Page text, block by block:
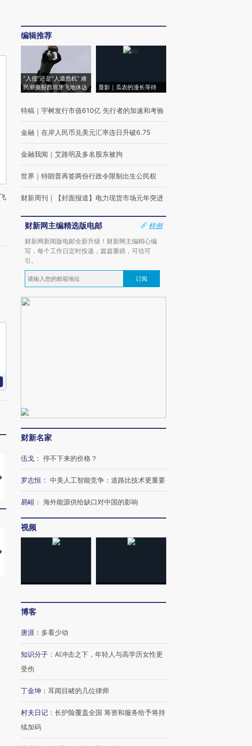
马航飞行员跨国走私7万
视线｜被称为“蟑螂”的印
视线｜“入侵”还是“人道危
【推广】走进第四届链博
编辑推荐
“入侵”还是“人道危机” 难
民潮撕裂西班牙飞地休达
显影｜瓜农的漫长等待
特稿 ｜ 宇树发行市值610亿 先行者的加速和考验
金融 ｜ 在岸人民币兑美元汇率连日升破6.75
金融我闻 ｜ 艾路明及多名股东被拘
世界 ｜ 特朗普再签两份行政令限制出生公民权
财新周刊 ｜ 【封面报道】电力现货市场元年突进
财新网主编精选版电邮
样例
财新网新闻版电邮全新升级！财新网主编精心编
写，每个工作日定时投递，篇篇重磅，可信可
引。
订阅
财新名家
伍戈 ： 停不下来的价格？
罗志恒 ： 中美人工智能竞争：道路比技术更重要
易峘 ： 海外能源供给缺口对中国的影响
视频
博客
唐涯 ： 多看少动
知识分子 ： AI冲击之下，年轻人与高学历女性更
受伤
丁金坤 ： 耳闻目睹的几位律师
村夫日记 ： 长护险覆盖全国 筹资和服务给予将持
续加码